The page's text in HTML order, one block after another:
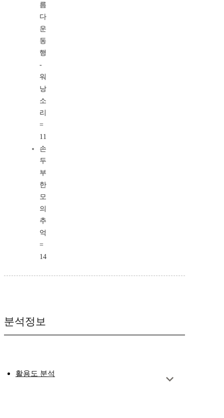
름
다
운
동
행
-
워
낭
소
리
=
11
손
두
부
한
모
의
추
억
=
14
분석정보
활용도 분석